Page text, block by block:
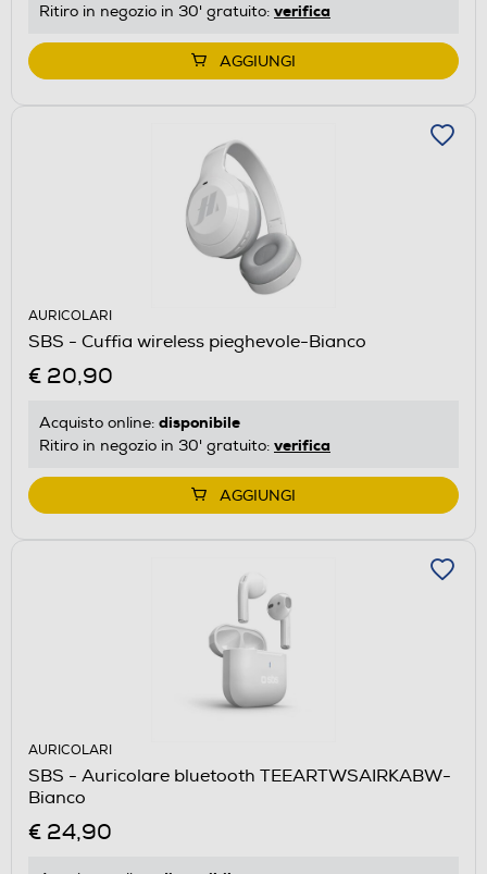
Ritiro in negozio in 30' gratuito: verifica
AGGIUNGI
AURICOLARI
SBS - Cuffia wireless pieghevole-Bianco
€ 20,90
Acquisto online: disponibile
Ritiro in negozio in 30' gratuito: verifica
AGGIUNGI
AURICOLARI
SBS - Auricolare bluetooth TEEARTWSAIRKABW-
Bianco
€ 24,90